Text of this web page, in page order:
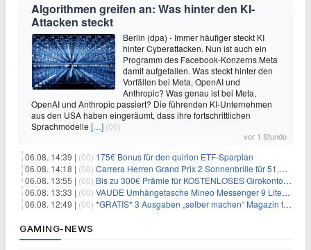
Algorithmen greifen an: Was hinter den KI-
Attacken steckt
Berlin (dpa) - Immer häufiger steckt KI
hinter Cyberattacken. Nun ist auch ein
Programm des Facebook-Konzerns Meta
damit aufgefallen. Was steckt hinter den
Vorfällen bei Meta, OpenAI und
Anthropic? Was genau ist bei Meta,
OpenAI und Anthropic passiert? Die führenden KI-Unternehmen
aus den USA haben eingeräumt, dass ihre fortschrittlichen
Sprachmodelle […] (00)
vor 1 Stunde
06.08. 14:39 | (00) 175€ Bonus für den quirion ETF-Sparplan
06.08. 14:18 | (00) Carrera Herren Grand Prix 2 Sonnenbrille für 51,55€
06.08. 13:55 | (00) Bis zu 300€ Prämie für KOSTENLOSES Girokonto bei der Santander – 50€ schon nach 1 Woche!
06.08. 13:33 | (00) VAUDE Umhängetasche Mineo Messenger 9 Liter für 26,89€
06.08. 12:49 | (00) *GRATIS* 3 Ausgaben „selber machen“ Magazin für 0€ (statt 13,35€)
GAMING-NEWS